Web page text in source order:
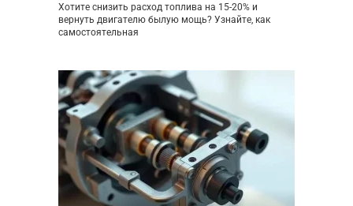
Хотите снизить расход топлива на 15-20% и
вернуть двигателю былую мощь? Узнайте, как
самостоятельная